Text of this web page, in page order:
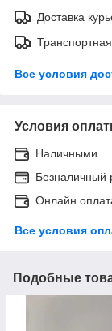
Доставка
Все условия
Условия
Наличными
Безналичный
Онлайн
Все условия
Подобные